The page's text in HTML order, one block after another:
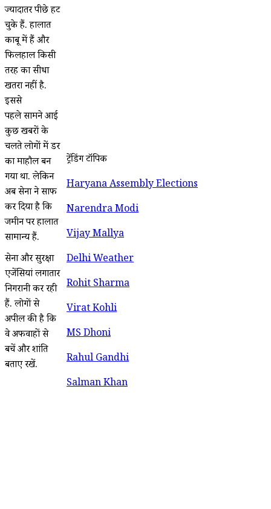
ज्यादातर पीछे हट
चुके हैं. हालात
काबू में हैं और
फिलहाल किसी
तरह का सीधा
खतरा नहीं है.
इससे
पहले सामने आई
कुछ खबरों के
चलते लोगों में डर
का माहौल बन
गया था. लेकिन
अब सेना ने साफ
कर दिया है कि
जमीन पर हालात
सामान्य हैं.
सेना और सुरक्षा
एजेंसियां लगातार
निगरानी कर रही
हैं. लोगों से
अपील की है कि
वे अफवाहों से
बचें और शांति
बताए रखें.
ट्रेंडिंग टॉपिक
Haryana Assembly Elections
Narendra Modi
Vijay Mallya
Delhi Weather
Rohit Sharma
Virat Kohli
MS Dhoni
Rahul Gandhi
Salman Khan